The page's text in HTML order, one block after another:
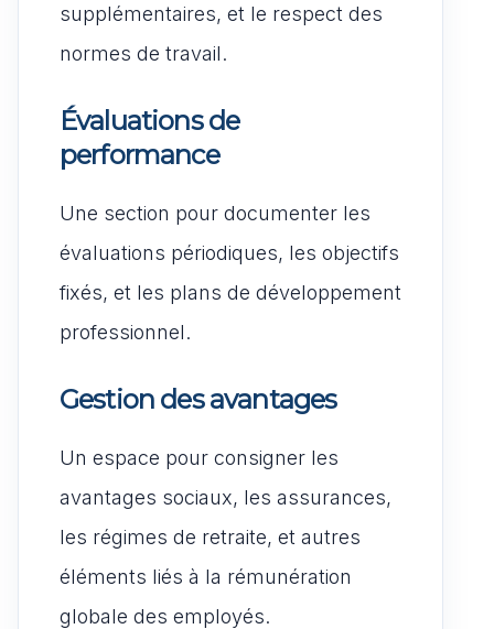
supplémentaires, et le respect des
normes de travail.
Évaluations de
performance
Une section pour documenter les
évaluations périodiques, les objectifs
fixés, et les plans de développement
professionnel.
Gestion des avantages
Un espace pour consigner les
avantages sociaux, les assurances,
les régimes de retraite, et autres
éléments liés à la rémunération
globale des employés.